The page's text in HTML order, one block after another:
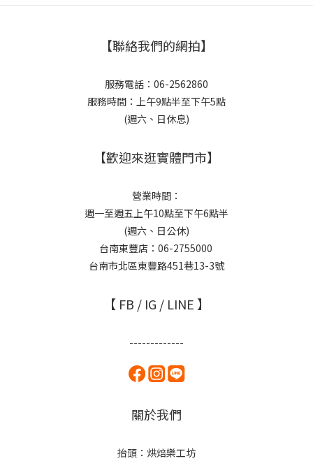
【聯絡我們的網拍】
服務電話：06-2562860
服務時間：上午9點半至下午5點
(週六、日休息)
【歡迎來逛實體門市】
營業時間：
週一至週五上午10點至下午6點半
(週六、日公休)
台南東豐店：06-2755000
台南市北區東豐路451巷13-3號
【 FB / IG / LINE 】
-------------
關於我們
抬頭：烘焙樂工坊